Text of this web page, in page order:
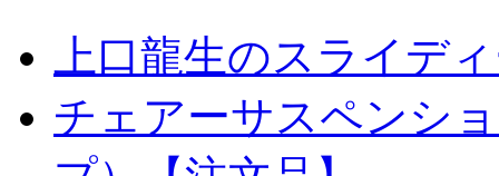
上口龍生のスライデ
チェアーサスペンシ